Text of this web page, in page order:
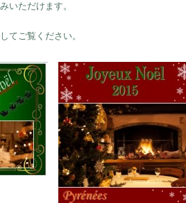
いただけます。
てご覧ください。